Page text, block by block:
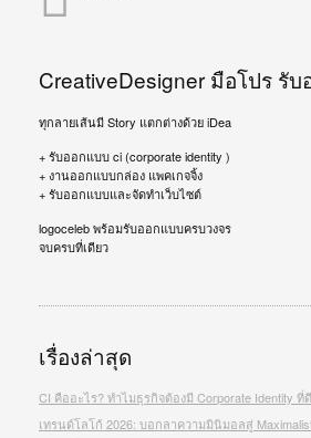
CreativeDesigner มือโปร รั
ทุกลายเส้นมี Story แตกต่างด้วย iDea
+ รับออกแบบ ci (corporate identity )
+ งานออกแบบกล่อง แพคเกจจิ้ง
+ รับออกแบบและจัดทำเว็บไซต์
logoceleb พร้อมรับออกแบบครบวงจร
จบครบที่เดียว
เรื่องล่าสุด
CI คืออะไร? ทำไมธุรกิจต้องมี Corporate Identity ที่ดี
เทรนด์โลโก้ 2026: บอกลาความมินิมอลสู่